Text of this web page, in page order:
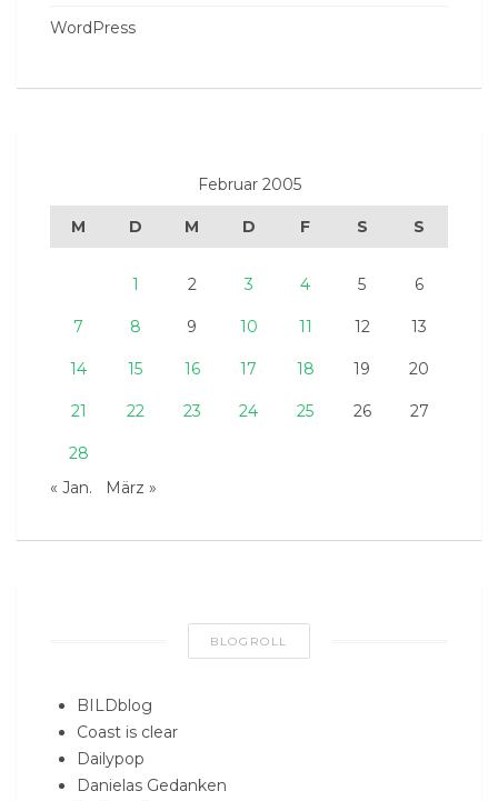
WordPress
Februar 2005
M D M D F S S
1 2 3 4 5 6
7 8 9 10 11 12 13
14 15 16 17 18 19 20
21 22 23 24 25 26 27
28
« Jan.
März »
BLOGROLL
BILDblog
Coast is clear
Dailypop
Danielas Gedanken